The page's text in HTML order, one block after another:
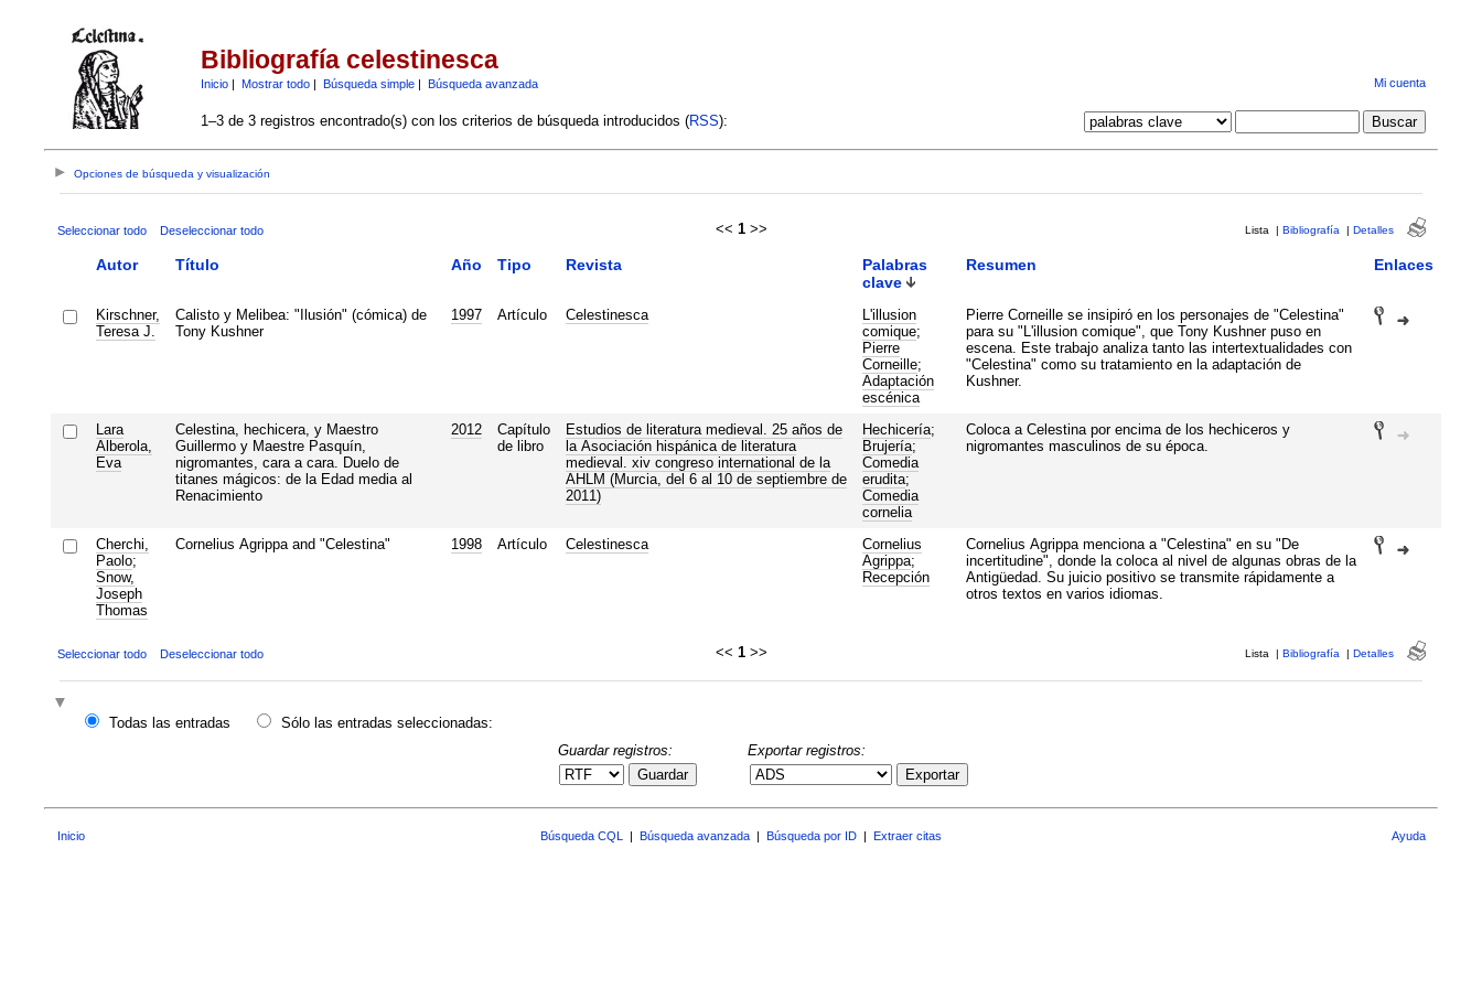
Bibliografía celestinesca
Inicio| Mostrar todo| Búsqueda simple| Búsqueda avanzada Mi cuenta
1–3 de 3 registros encontrado(s) con los criterios de búsqueda introducidos (RSS):
Opciones de búsqueda y visualización
Seleccionar todo Deseleccionar todo << 1 >> Lista | Bibliografía | Detalles
Autor Título Año Tipo Revista
Palabras
clave
Resumen Enlaces
Kirschner,
Teresa J.
Calisto y Melibea: "Ilusión" (cómica) de
Tony Kushner
1997 Artículo Celestinesca
L'illusion
comique;
Pierre
Corneille;
Adaptación
escénica
Pierre Corneille se insipiró en los personajes de "Celestina"
para su "L'illusion comique", que Tony Kushner puso en
escena. Este trabajo analiza tanto las intertextualidades con
"Celestina" como su tratamiento en la adaptación de
Kushner.
Lara
Alberola,
Eva
Celestina, hechicera, y Maestro
Guillermo y Maestre Pasquín,
nigromantes, cara a cara. Duelo de
titanes mágicos: de la Edad media al
Renacimiento
2012
Capítulo
de libro
Estudios de literatura medieval. 25 años de
la Asociación hispánica de literatura
medieval. xiv congreso international de la
AHLM (Murcia, del 6 al 10 de septiembre de
2011)
Hechicería;
Brujería;
Comedia
erudita;
Comedia
cornelia
Coloca a Celestina por encima de los hechiceros y
nigromantes masculinos de su época.
Cherchi,
Paolo;
Snow,
Joseph
Thomas
Cornelius Agrippa and "Celestina" 1998 Artículo Celestinesca
Cornelius
Agrippa;
Recepción
Cornelius Agrippa menciona a "Celestina" en su "De
incertitudine", donde la coloca al nivel de algunas obras de la
Antigüedad. Su juicio positivo se transmite rápidamente a
otros textos en varios idiomas.
Seleccionar todo Deseleccionar todo << 1 >> Lista | Bibliografía | Detalles
Todas las entradas
Sólo las entradas seleccionadas:
Guardar registros:
Guardar
Exportar registros:
Exportar
Inicio Búsqueda CQL Búsqueda avanzada Búsqueda por ID Extraer citas Ayuda